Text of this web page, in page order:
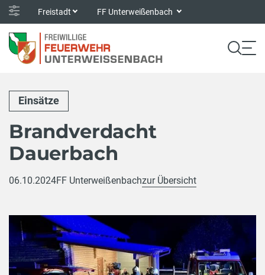
Freistadt FF Unterweißenbach
Einsätze
Brandverdacht
Dauerbach
06.10.2024FF Unterweißenbachzur Übersicht